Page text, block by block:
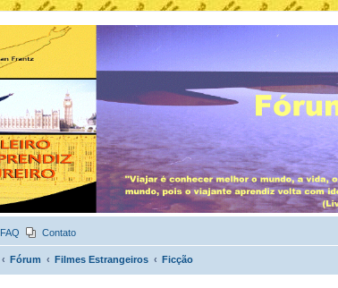
FAQ Contato
Fórum Filmes Estrangeiros Ficção